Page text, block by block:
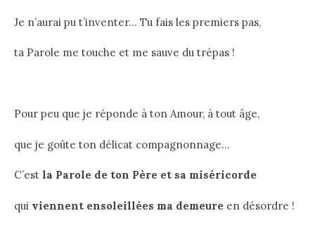
Je n’aurai pu t’inventer… Tu fais les premiers pas,
ta Parole me touche et me sauve du trépas !
Pour peu que je réponde à ton Amour, à tout âge,
que je goûte ton délicat compagnonnage…
C’est la Parole de ton Père et sa miséricorde
qui viennent ensoleillées ma demeure en désordre !